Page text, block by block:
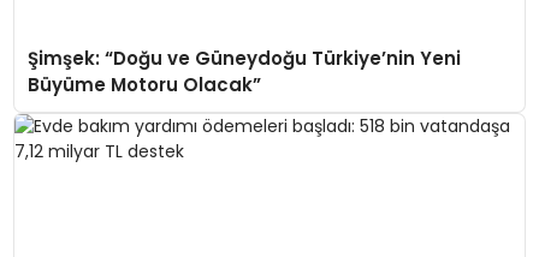
Şimşek: “Doğu ve Güneydoğu Türkiye’nin Yeni
Büyüme Motoru Olacak”